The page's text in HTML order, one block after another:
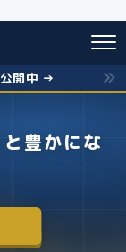
開中 →
豊かにな